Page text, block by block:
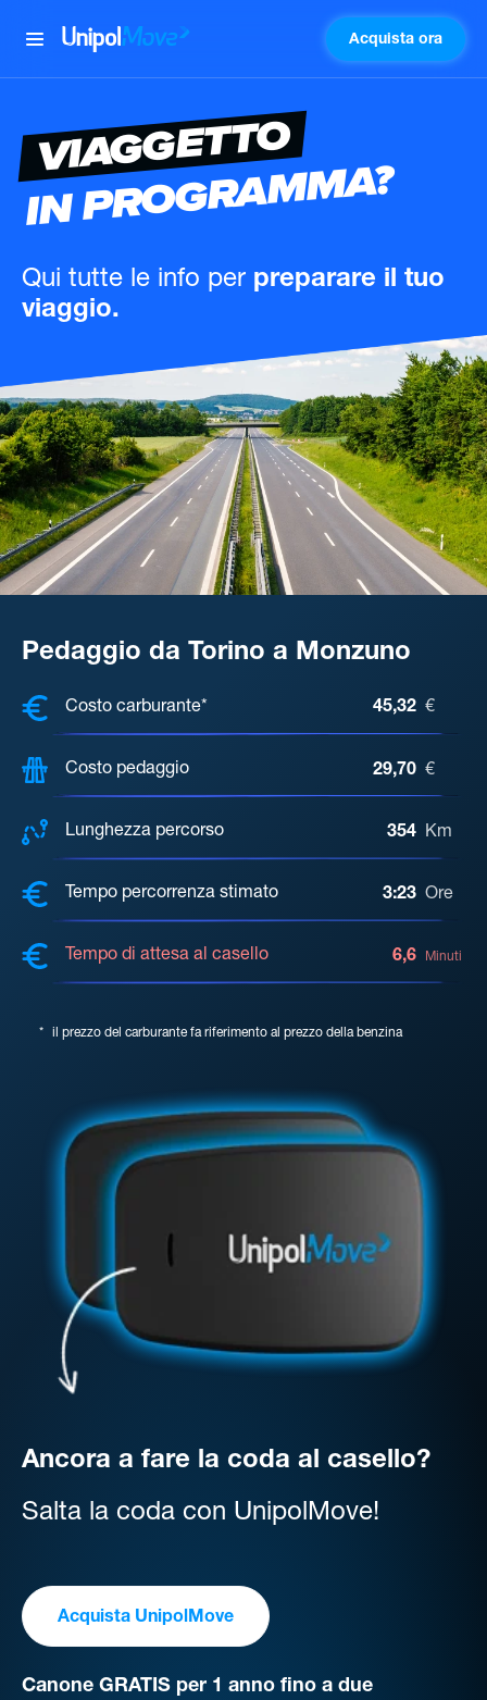
UnipolMove Acquista ora
VIAGGETTO
IN PROGRAMMA?
Qui tutte le info per preparare il tuo
viaggio.
Pedaggio da Torino a Monzuno
COSTI, DISTANZA, TEMPO DI
Costo carburante* 45,32 €
Costo pedaggio 29,70 €
Lunghezza percorso 354 Km
Tempo percorrenza stimato 3:23 Ore
Tempo di attesa al casello 6,6 Minuti
* il prezzo del carburante fa riferimento al prezzo della benzina
Ancora a fare la coda al casello?
Salta la coda con UnipolMove!
Acquista UnipolMove
Canone GRATIS per 1 anno fino a due